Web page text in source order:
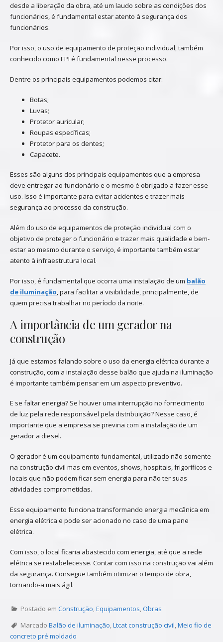
desde a liberação da obra, até um laudo sobre as condições dos
funcionários, é fundamental estar atento à segurança dos
funcionários.
Por isso, o uso de equipamento de proteção individual, também
conhecido como EPI é fundamental nesse processo.
Dentre os principais equipamentos podemos citar:
Botas;
Luvas;
Protetor auricular;
Roupas específicas;
Protetor para os dentes;
Capacete.
Esses são alguns dos principais equipamentos que a empresa
deve entregar ao funcionário e o mesmo é obrigado a fazer esse
uso. Isso é importante para evitar acidentes e trazer mais
segurança ao processo da construção.
Além do uso de equipamentos de proteção individual com o
objetivo de proteger o funcionário e trazer mais qualidade e bem-
estar ao mesmo durante o serviço, é importante também estar
atento à infraestrutura local.
Por isso, é fundamental que ocorra uma instalação de um balão
de iluminação, para facilitar a visibilidade, principalmente, de
quem precisa trabalhar no período da noite.
A importância de um gerador na
construção
Já que estamos falando sobre o uso da energia elétrica durante a
construção, com a instalação desse balão que ajuda na iluminação
é importante também pensar em um aspecto preventivo.
E se faltar energia? Se houver uma interrupção no fornecimento
de luz pela rede responsável pela distribuição? Nesse caso, é
importante que a empresa se previna com a instalação de um
gerador a diesel.
O gerador é um equipamento fundamental, utilizado não somente
na construção civil mas em eventos, shows, hospitais, frigoríficos e
locais que não podem ficar sem energia para não ter suas
atividades comprometidas.
Esse equipamento funciona transformando energia mecânica em
energia elétrica e pode ser acionado no caso de uma pane
elétrica.
Com isso, o local ficaria abastecido com energia, até que a rede
elétrica se restabelecesse. Contar com isso na construção vai além
da segurança. Consegue também otimizar o tempo de obra,
tornando-a mais ágil.
Postado em Construção,Equipamentos,Obras
Marcado Balão de iluminação,Ltcat construção civil,Meio fio de
concreto pré moldado